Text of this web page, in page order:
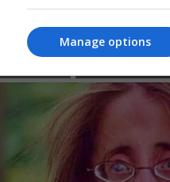
Manage options